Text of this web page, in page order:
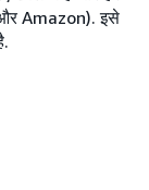
Amazon). इसे